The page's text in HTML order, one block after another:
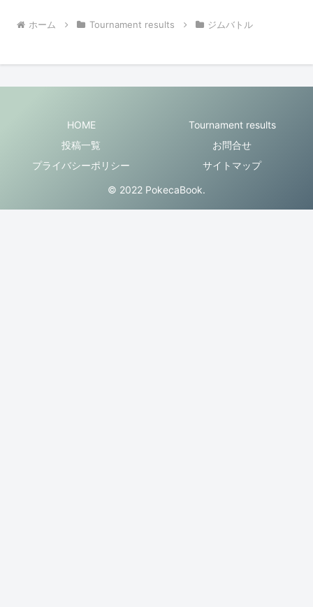
ホーム Tournament results ジムバトル
HOME
Tournament results
投稿一覧
お問合せ
プライバシーポリシー
サイトマップ
© 2022 PokecaBook.